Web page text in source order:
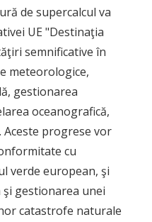
de supercalcul va
UE "Destinaţia
semnificative în
meteorologice,
gestionarea
oceanografică,
progrese vor
cu
verde european, şi
gestionarea unei
catastrofe naturale